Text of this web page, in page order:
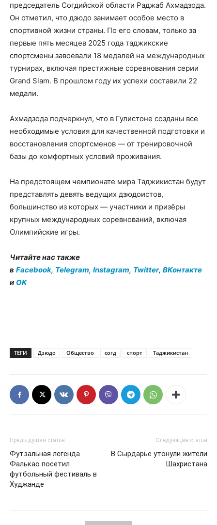
председатель Согдийской области Раджаб Ахмадзода.
Он отметил, что дзюдо занимает особое место в
спортивной жизни страны. По его словам, только за
первые пять месяцев 2025 года таджикские
спортсмены завоевали 18 медалей на международных
турнирах, включая престижные соревнования серии
Grand Slam. В прошлом году их успехи составили 22
медали.
Ахмадзода подчеркнул, что в Гулистоне созданы все
необходимые условия для качественной подготовки и
восстановления спортсменов — от тренировочной
базы до комфортных условий проживания.
На предстоящем чемпионате мира Таджикистан будут
представлять девять ведущих дзюдоистов,
большинство из которых — участники и призёры
крупных международных соревнований, включая
Олимпийские игры.
Читайте нас также
в Facebook, Telegram, Instagram, Twitter, ВКонтакте
и OK
ТЕГИ Дзюдо Общество согд спорт Таджикистан
Предыдущая статья
Футзальная легенда
Фалькао посетил
футбольный фестиваль в
Худжанде
Следующая статья
В Сырдарье утонули жители
Шахристана